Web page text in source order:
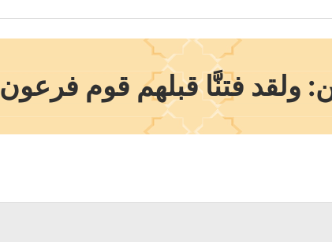
ولقد فتنَّا قبلهم قوم فرعون